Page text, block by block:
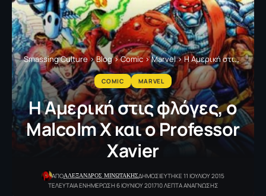
Smassing Culture>Blog>Comic>Marvel>Η Αμερική στις φλόγες, ο Malcolm X και ο Professor Xavier
COMIC MARVEL
Η Αμερική στις φλόγες, ο
Malcolm X και ο Professor
Xavier
ΑΠΟΑΛΕΞΑΝΔΡΟΣ ΜΙΝΩΤΑΚΗΣΔΗΜΟΣΙΕΥΤΗΚΕ 11 ΙΟΥΛΙΟΥ 2015
ΤΕΛΕΥΤΑΙΑ ΕΝΗΜΕΡΩΣΗ 6 ΙΟΥΝΙΟΥ 201710 ΛΕΠΤΑ ΑΝΑΓΝΩΣΗΣ